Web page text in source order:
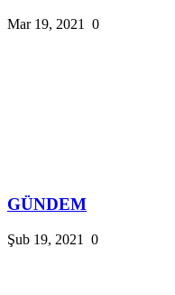
Mar 19, 2021 0
GÜNDEM
Şub 19, 2021 0